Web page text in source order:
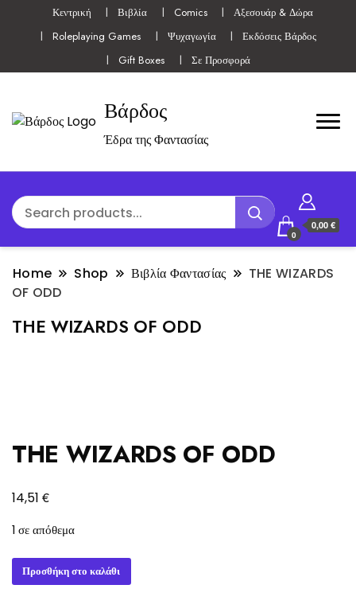
Κεντρική Βιβλία Comics
Αξεσουάρ & Δώρα
Roleplaying Games
Ψυχαγωγία
Εκδόσεις Βάρδος
Gift Boxes
Σε Προσφορά
Βάρδος
Έδρα της Φαντασίας
0
0,00 €
Home Shop Βιβλία Φαντασίας
THE WIZARDS
OF ODD
THE WIZARDS OF ODD
THE WIZARDS OF ODD
14,51 €
1 σε απόθεμα
THE
WIZARDS
Προσθήκη στο καλάθι